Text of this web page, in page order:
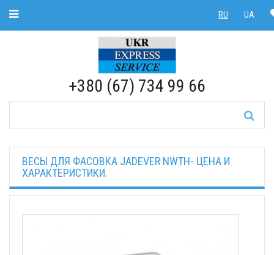
Toggle Navigation UA
RU UA
RU
+380 (67) 734 99 66
ВЕСЫ ДЛЯ ФАСОВКА JADEVER NWTH- ЦЕНА И
ХАРАКТЕРИСТИКИ.